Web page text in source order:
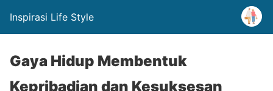
Inspirasi Life Style
Gaya Hidup Membentuk
Kepribadian dan Kesuksesan